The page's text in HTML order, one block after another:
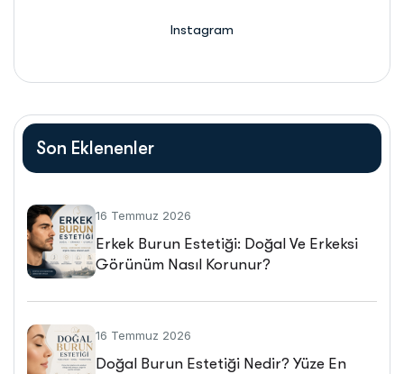
Instagram
Son Eklenenler
16 Temmuz 2026
Erkek Burun Estetiği: Doğal Ve Erkeksi
Görünüm Nasıl Korunur?
16 Temmuz 2026
Doğal Burun Estetiği Nedir? Yüze En